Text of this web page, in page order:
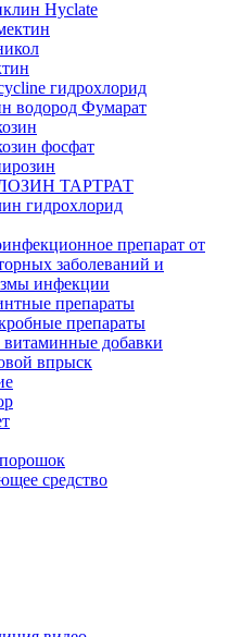
Hyclate
гидрохлорид
водород Фумарат
фосфат
ТАРТРАТ
гидрохлорид
препарат от
заболеваний и
инфекции
препараты
препараты
добавки
впрыск
средство